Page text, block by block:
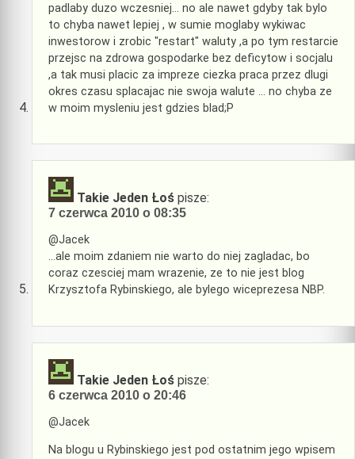
padlaby duzo wczesniej… no ale nawet gdyby tak bylo
to chyba nawet lepiej , w sumie moglaby wykiwac
inwestorow i zrobic "restart" waluty ,a po tym restarcie
przejsc na zdrowa gospodarke bez deficytow i socjalu
,a tak musi placic za impreze ciezka praca przez dlugi
okres czasu splacajac nie swoja walute … no chyba ze
w moim mysleniu jest gdzies blad;P
Takie Jeden Łoś pisze:
7 czerwca 2010 o 08:35
@Jacek
…ale moim zdaniem nie warto do niej zagladac, bo
coraz czesciej mam wrazenie, ze to nie jest blog
Krzysztofa Rybinskiego, ale bylego wiceprezesa NBP.
Takie Jeden Łoś pisze:
6 czerwca 2010 o 20:46
@Jacek
Na blogu u Rybinskiego jest pod ostatnim jego wpisem